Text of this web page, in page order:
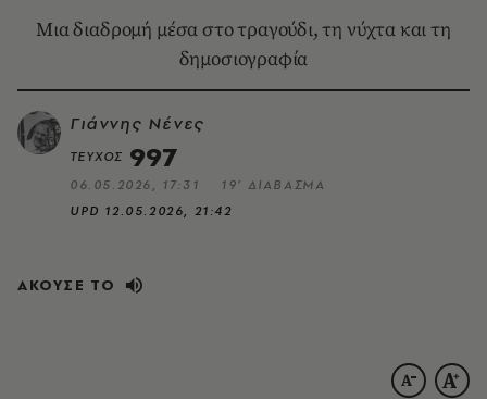
Μια διαδρομή μέσα στο τραγούδι, τη νύχτα και τη
δημοσιογραφία
Γιάννης Νένες
ΤΕΥΧΟΣ 997
06.05.2026, 17:31
19’ ΔΙΑΒΑΣΜΑ
UPD 12.05.2026, 21:42
ΑΚΟΥΣΕ ΤΟ